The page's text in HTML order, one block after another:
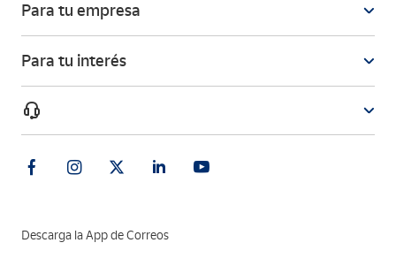
Para tu empresa
Para tu interés
Descarga la App de Correos